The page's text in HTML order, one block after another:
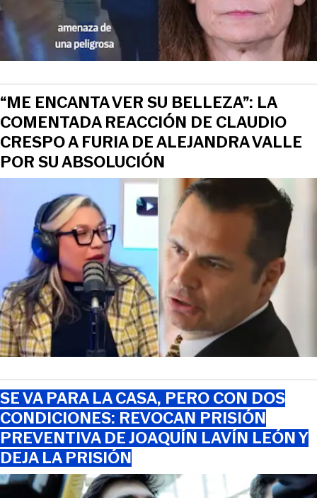
“ME ENCANTA VER SU BELLEZA”: LA
COMENTADA REACCIÓN DE CLAUDIO
CRESPO A FURIA DE ALEJANDRA VALLE
POR SU ABSOLUCIÓN
SE VA PARA LA CASA, PERO CON DOS
CONDICIONES: REVOCAN PRISIÓN
PREVENTIVA DE JOAQUÍN LAVÍN LEÓN Y
DEJA LA PRISIÓN